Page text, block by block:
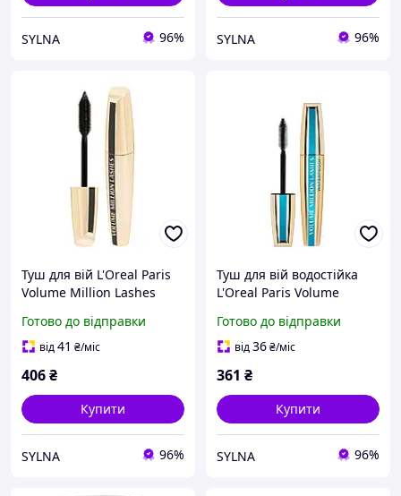
SYLNA 96% SYLNA 96%
Туш для вій L'Oreal Paris
Volume Million Lashes
Готово до відправки
від41 ₴/міс
406₴
Купити
SYLNA 96%
Туш для вій водостійка
L'Oreal Paris Volume
1
Готово до відправки
від36₴/міс
361 ₴
Купити
SYLNA 96%